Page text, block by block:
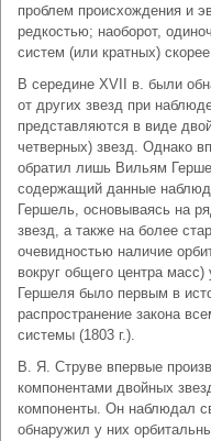
проблем происхождения и
редкостью; наоборот,
систем (или кратных)
В середине XVII в. были
от других звезд при
представляются в виде
четверных) звезд. Однако
обратил лишь Вильям
содержащий данные
Гершель, основываясь на
звезд, а также на более
очевидностью наличие
вокруг общего центра
Гершеля было первым в
распространение закона
системы (1803 г.).
В. Я. Струве впервые
компонентами двойных
компоненты. Он наблюдал
обнаружил у них